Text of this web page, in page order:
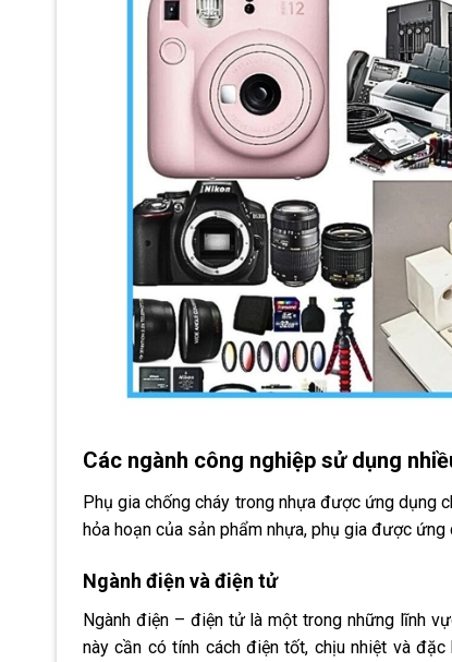
Các ngành công nghiệp sử dụng
Phụ gia chống cháy trong nhựa được ứng dụng
hỏa hoạn của sản phẩm nhựa, phụ gia được ứng
Ngành điện và điện tử
Ngành điện – điện tử là một trong những lĩnh
này cần có tính cách điện tốt, chịu nhiệt và